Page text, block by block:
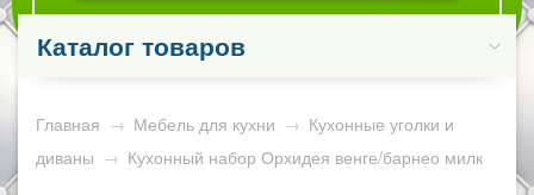
Каталог товаров
Главная → Мебель для кухни → Кухонные уголки и
диваны → Кухонный набор Орхидея венге/барнео милк